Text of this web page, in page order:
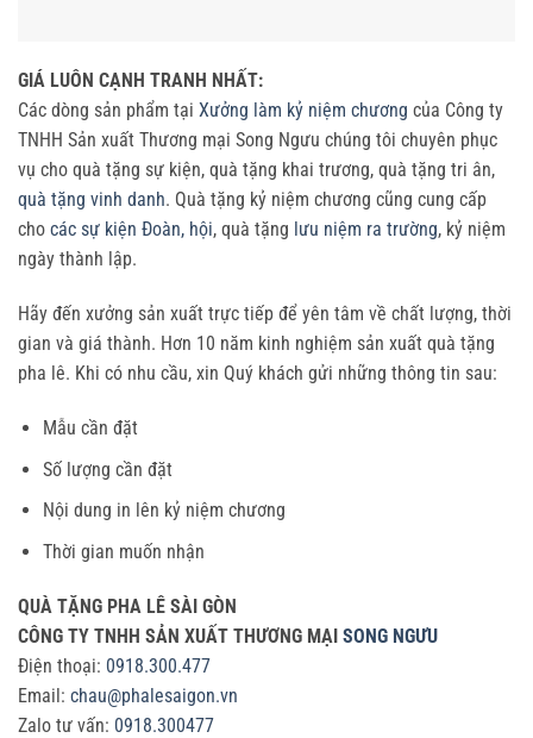
GIÁ LUÔN CẠNH TRANH NHẤT:
Các dòng sản phẩm tại Xưởng làm kỷ niệm chương của Công ty
TNHH Sản xuất Thương mại Song Ngưu chúng tôi chuyên phục
vụ cho quà tặng sự kiện, quà tặng khai trương, quà tặng tri ân,
quà tặng vinh danh. Quà tặng kỷ niệm chương cũng cung cấp
cho các sự kiện Đoàn, hội, quà tặng lưu niệm ra trường, kỷ niệm
ngày thành lập.
Hãy đến xưởng sản xuất trực tiếp để yên tâm về chất lượng, thời
gian và giá thành. Hơn 10 năm kinh nghiệm sản xuất quà tặng
pha lê. Khi có nhu cầu, xin Quý khách gửi những thông tin sau:
Mẫu cần đặt
Số lượng cần đặt
Nội dung in lên kỷ niệm chương
Thời gian muốn nhận
QUÀ TẶNG PHA LÊ SÀI GÒN
CÔNG TY TNHH SẢN XUẤT THƯƠNG MẠI SONG NGƯU
Điện thoại: 0918.300.477
Email: chau@phalesaigon.vn
Zalo tư vấn: 0918.300477